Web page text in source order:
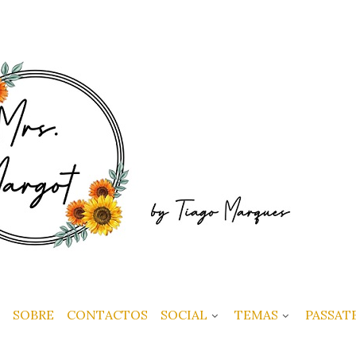
SOBRE CONTACTOS SOCIAL TEMAS